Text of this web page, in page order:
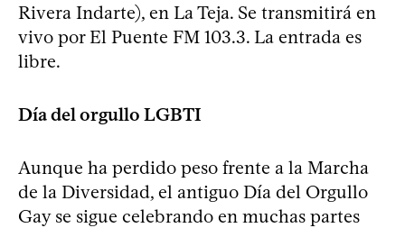
Rivera Indarte), en La Teja. Se transmitirá en
vivo por El Puente FM 103.3. La entrada es
libre.
Día del orgullo LGBTI
Aunque ha perdido peso frente a la Marcha
de la Diversidad, el antiguo Día del Orgullo
Gay se sigue celebrando en muchas partes